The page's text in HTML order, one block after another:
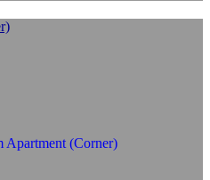
Apartment (Corner)